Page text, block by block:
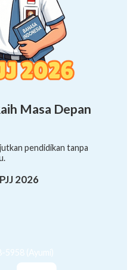
Masa Depan
pendidikan tanpa
2026
5958 (Ayumi)